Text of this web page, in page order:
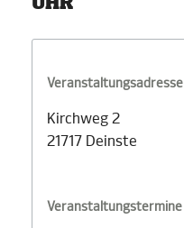
Veranstaltungsadresse
Kirchweg 2
21717 Deinste
Veranstaltungstermine